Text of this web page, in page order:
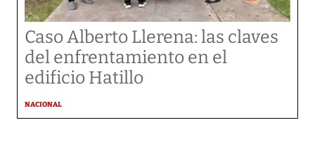
Caso Alberto Llerena: las claves
del enfrentamiento en el
edificio Hatillo
NACIONAL